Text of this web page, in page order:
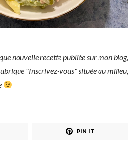
nouvelle recette publiée sur mon blog,
"Inscrivez-vous" située au milieu,
PIN IT